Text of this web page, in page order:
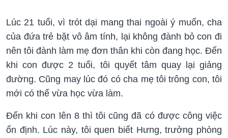
Lúc 21 tuổi, vì trót dại mang thai ngoài ý muốn, cha
của đứa trẻ bặt vô âm tính, lại không đành bỏ con đi
nên tôi đành làm mẹ đơn thân khi còn đang học. Đến
khi con được 2 tuổi, tôi quyết tâm quay lại giảng
đường. Cũng may lúc đó có cha mẹ tôi trông con, tôi
mới có thể vừa học vừa làm.
Đến khi con lên 8 thì tôi cũng đã có được công việc
ổn định. Lúc này, tôi quen biết Hưng, trưởng phòng